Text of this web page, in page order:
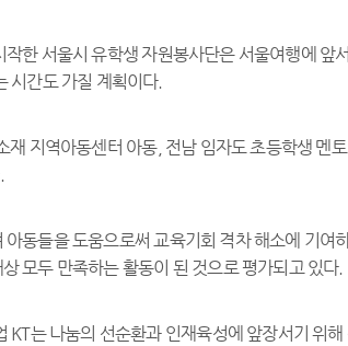
작한 서울시 유학생 자원봉사단은 서울여행에
시간도 가질 계획이다.
재 지역아동센터 아동, 전남 임자도 초등학생 멘
아동들을 도움으로써 교육기회 격차 해소에 기
모두 만족하는 활동이 된 것으로 평가되고 있다.
KT는 나눔의 선순환과 인재육성에 앞장서기 위